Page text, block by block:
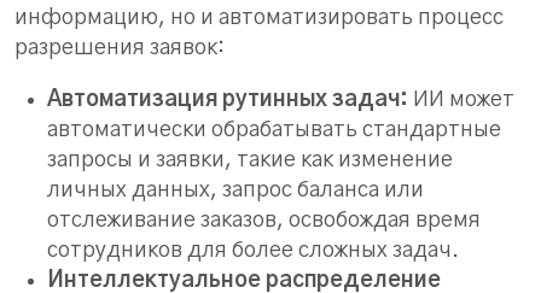
информацию, но и автоматизировать процесс
разрешения заявок:
Автоматизация рутинных задач: ИИ может
автоматически обрабатывать стандартные
запросы и заявки, такие как изменение
личных данных, запрос баланса или
отслеживание заказов, освобождая время
сотрудников для более сложных задач.
Интеллектуальное распределение